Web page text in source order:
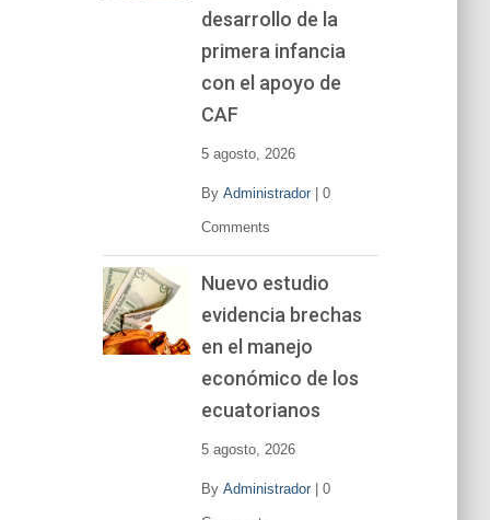
desarrollo de la
primera infancia
con el apoyo de
CAF
5 agosto, 2026
By Administrador| 0
Comments
Nuevo estudio
evidencia brechas
en el manejo
económico de los
ecuatorianos
5 agosto, 2026
By Administrador| 0